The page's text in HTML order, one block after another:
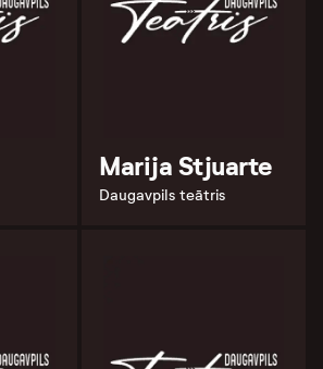
Marija Stjuarte
Daugavpils teātris